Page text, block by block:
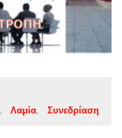
Λαμία Συνεδρίαση